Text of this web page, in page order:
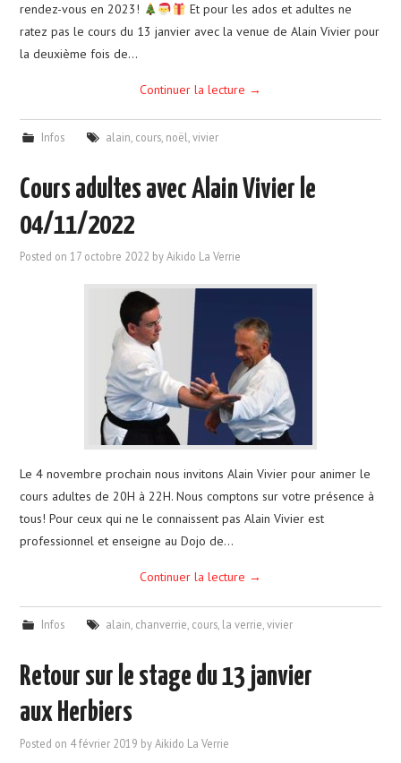
rendez-vous en 2023!
Et pour les ados et adultes ne
ratez pas le cours du 13 janvier avec la venue de Alain Vivier pour
la deuxième fois de…
Continuer la lecture →
Infos alain, cours, noël,vivier
Cours adultes avec Alain Vivier le
04/11/2022
Posted on17 octobre 2022 byAikido La Verrie
Le 4 novembre prochain nous invitons Alain Vivier pour animer le
cours adultes de 20H à 22H. Nous comptons sur votre présence à
tous! Pour ceux qui ne le connaissent pas Alain Vivier est
professionnel et enseigne au Dojo de…
Continuer la lecture →
Infos alain, chanverrie, cours, la verrie,vivier
Retour sur le stage du 13 janvier
aux Herbiers
Posted on 4 février 2019 byAikido La Verrie